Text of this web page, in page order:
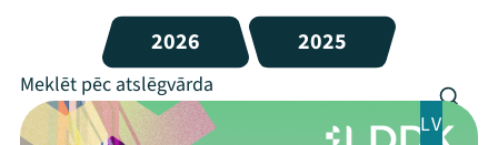
2026 2025
LV